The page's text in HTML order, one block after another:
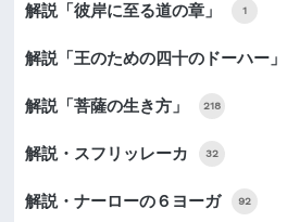
解説「彼岸に至る道の章」 1
解説「王のための四十のドーハー」
解説「菩薩の生き方」 218
解説・スフリッレーカ 32
解説・ナーローの６ヨーガ 92